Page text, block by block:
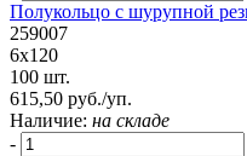
Полукольцо с шурупной
259007
6х120
100 шт.
615,50 руб./уп.
Наличие: на складе
-